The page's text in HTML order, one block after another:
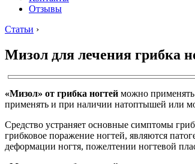
Отзывы
Статьи ›
Мизол для лечения грибка
«Мизол» от грибка ногтей можно применять
применять и при наличии натоптышей или
Средство устраняет основные симптомы
грибковое поражение ногтей, являются
деформации ногтя, пожелтении ногтевой